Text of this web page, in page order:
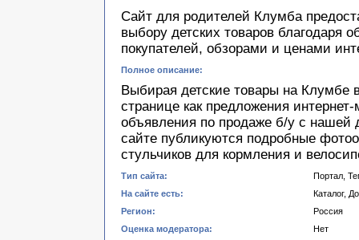
Сайт для родителей Клумба
выбору детских товаров благодаря
покупателей, обзорами и ценами
Полное описание:
Выбирая детские товары на Клумбе
странице как предложения
объявления по продаже б/у с нашей
сайте публикуются подробные
стульчиков для кормления и
Тип сайта:
Портал,
На сайте есть:
Каталог,
Регион:
Россия
Оценка модератора:
Нет